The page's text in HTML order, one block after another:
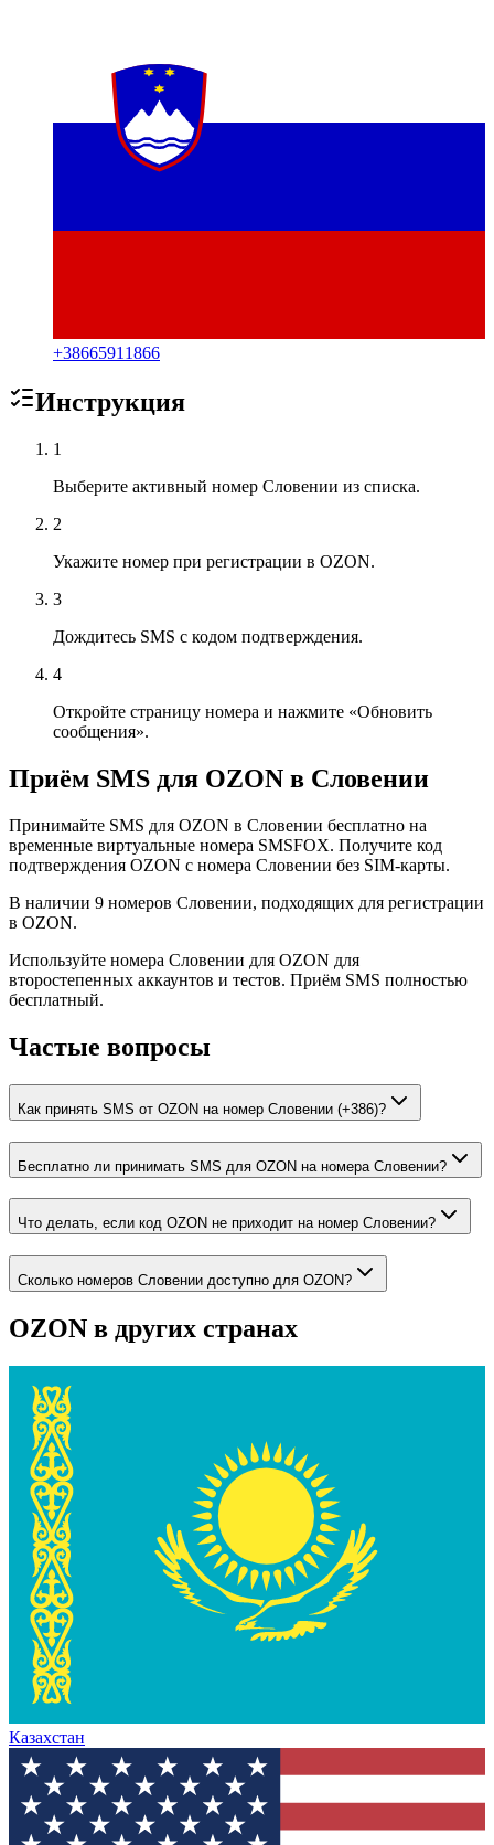
+38665911866
Инструкция
1
Выберите активный номер Словении из списка.
2
Укажите номер при регистрации в OZON.
3
Дождитесь SMS с кодом подтверждения.
4
Откройте страницу номера и нажмите «Обновить
сообщения».
Приём SMS для OZON в Словении
Принимайте SMS для OZON в Словении бесплатно на
временные виртуальные номера SMSFOX. Получите код
подтверждения OZON с номера Словении без SIM-карты.
В наличии 9 номеров Словении, подходящих для регистрации
в OZON.
Используйте номера Словении для OZON для
второстепенных аккаунтов и тестов. Приём SMS полностью
бесплатный.
Частые вопросы
Как принять SMS от OZON на номер Словении (+386)?
Бесплатно ли принимать SMS для OZON на номера Словении?
Что делать, если код OZON не приходит на номер Словении?
Сколько номеров Словении доступно для OZON?
OZON в других странах
Казахстан